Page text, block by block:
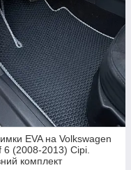
EVA на Volkswagen
6 (2008-2013) Сірі.
комплект